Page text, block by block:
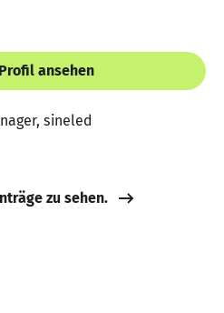
ansehen
sineled
zu sehen.